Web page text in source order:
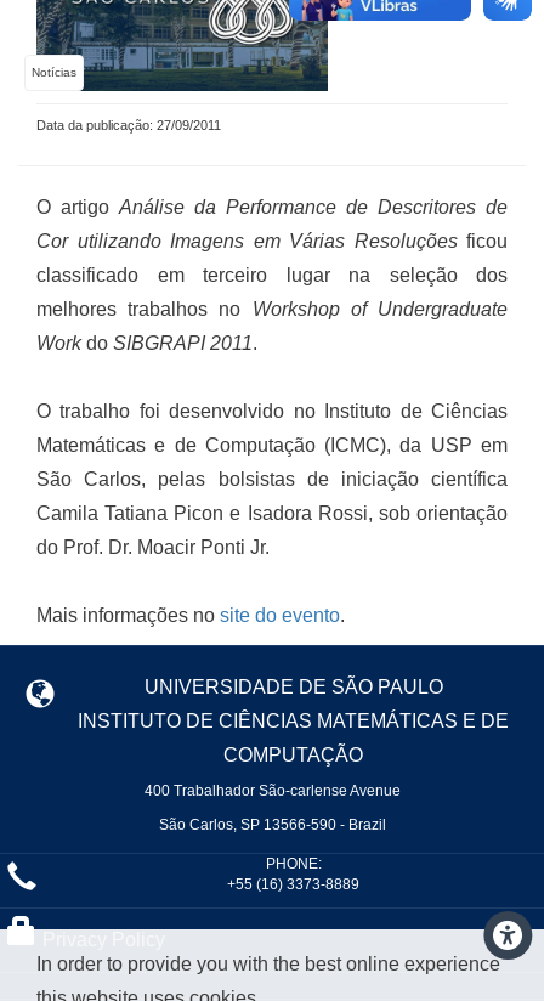
Notícias
Data da publicação: 27/09/2011
O artigo Análise da Performance de Descritores de
Cor utilizando Imagens em Várias Resoluçõesficou
classificado em terceiro lugar na seleção dos
melhores trabalhos no Workshop of Undergraduate
Workdo SIBGRAPI 2011.
O trabalho foi desenvolvido no Instituto de Ciências
Matemáticas e de Computação (ICMC), da USP em
São Carlos, pelas bolsistas de iniciação científica
Camila Tatiana Picon e Isadora Rossi, sob orientação
do Prof. Dr. Moacir Ponti Jr.
Mais informações no site do evento.
UNIVERSIDADE DE SÃO PAULO
INSTITUTO DE CIÊNCIAS MATEMÁTICAS E DE
COMPUTAÇÃO
400 Trabalhador São-carlense Avenue
São Carlos, SP 13566-590 - Brazil
PHONE:
+55 (16) 3373-8889
In order to provide you with the best online experience